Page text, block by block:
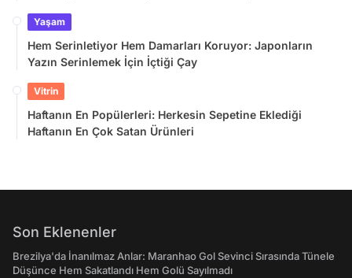
Yaşam
Hem Serinletiyor Hem Damarları Koruyor: Japonların
Yazın Serinlemek İçin İçtiği Çay
Vitrin
Haftanın En Popülerleri: Herkesin Sepetine Eklediği
Haftanın En Çok Satan Ürünleri
Son Eklenenler
Brezilya'da İnanılmaz Anlar: Maranhao Gol Sevinci Sırasında Tünele
Düşünce Hem Sakatlandı Hem Golü Sayılmadı